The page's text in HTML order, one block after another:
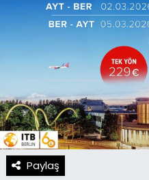
Paylaş
Resmi İlanlar
Künye
Gizlilik Sözleşmesi
İletişim